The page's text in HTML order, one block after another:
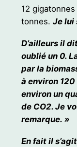
12
tonnes. Je lui
D’ailleurs il
oublié un 0.
par la
à environ
environ un
de CO2. Je
remarque. »
En fait il